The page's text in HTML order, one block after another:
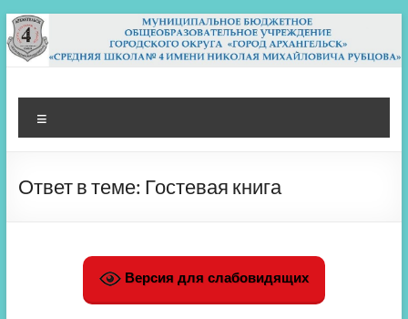
Перейти
к
содержимому
МБОУ СШ 4
Архангельск
Ответ в теме: Гостевая книга
Версия для слабовидящих